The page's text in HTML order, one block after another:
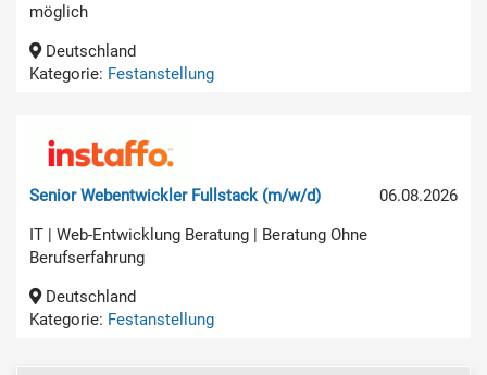
möglich
Deutschland
Kategorie: Festanstellung
06.08.2026
Senior Webentwickler Fullstack (m/w/d)
IT | Web-Entwicklung Beratung | Beratung Ohne
Berufserfahrung
Deutschland
Kategorie: Festanstellung